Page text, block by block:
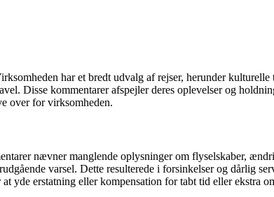
har et bredt udvalg af rejser, herunder kulturelle
Disse kommentarer afspejler deres oplevelser og
over for virksomheden.
nævner manglende oplysninger om flyselskaber,
varsel. Dette resulterede i forsinkelser og dårlig
erstatning eller kompensation for tabt tid eller ekstra